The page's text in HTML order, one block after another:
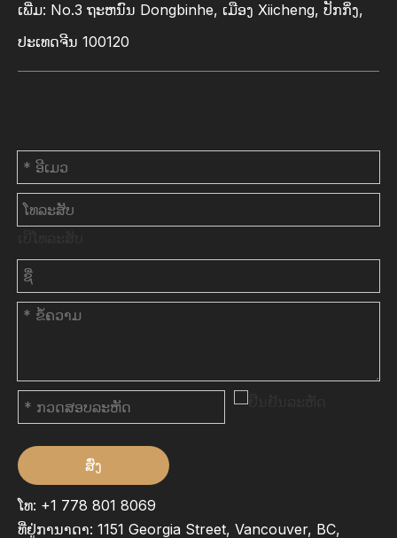
ເພີ່ມ​: No.3 ຖະ​ຫນົນ Dongbinhe​, ເມືອງ Xiicheng​, ປັກ​ກິ່ງ​,
ປະ​ເທດ​ຈີນ 100120
ສົ່ງ
ໂທ: +1 778 801 8069
ທີ່ຢູ່ການາດາ: 1151 Georgia Street, Vancouver, BC,